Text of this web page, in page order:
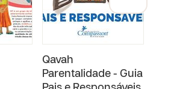
Qavah
Parentalidade - Guia